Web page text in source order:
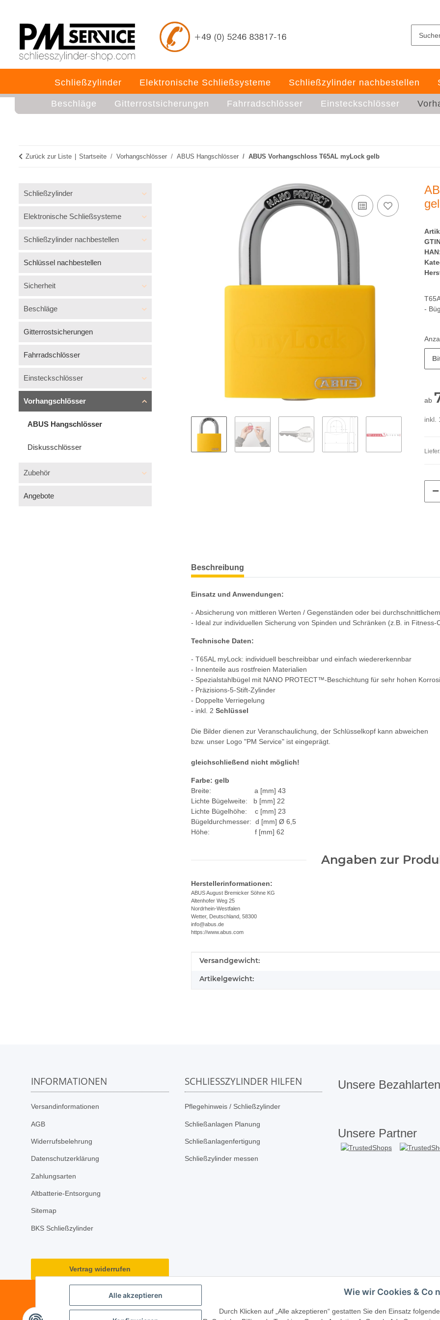
Schließzylinder Elektronische Schließsysteme Schließzylinder nachbestellen
Beschläge Gitterrostsicherungen Fahrradschlösser Einsteckschlösser
Zurück zur Liste Startseite Vorhangschlösser ABUS Hangschlösser ABUS Vorhangschloss T65AL myLock gelb
-
ab
inkl.
Beschreibung
Einsatz und Anwendungen:
- Absicherung von mittleren Werten / Gegenständen oder bei
- Ideal zur individuellen Sicherung von Spinden und Schränken (z.B. in
Technische Daten:
- T65AL myLock: individuell beschreibbar und einfach wiedererkennbar
- Innenteile aus rostfreien Materialien
- Spezialstahlbügel mit NANO PROTECT™-Beschichtung für sehr hohen
- Präzisions-5-Stift-Zylinder
- Doppelte Verriegelung
- inkl. 2 Schlüssel
Die Bilder dienen zur Veranschaulichung, der Schlüsselkopf kann abweichen
bzw. unser Logo "PM Service" ist eingeprägt.
gleichschließend nicht möglich!
Farbe: gelb
Breite: a [mm] 43
Lichte Bügelweite: b [mm] 22
Lichte Bügelhöhe: c [mm] 23
Bügeldurchmesser: d [mm] Ø 6,5
Höhe: f [mm] 62
Angaben zur
Herstellerinformationen:
ABUS August Bremicker Söhne KG
Altenhofer Weg 25
Nordrhein-Westfalen
Wetter, Deutschland, 58300
info@abus.de
https://www.abus.com
Produkteigenschaft
Wert
Versandgewicht:
Artikelgewicht:
Schließzylinder
Elektronische Schließsysteme
Schließzylinder nachbestellen
Schlüssel nachbestellen
Sicherheit
Beschläge
Gitterrostsicherungen
Fahrradschlösser
Einsteckschlösser
Vorhangschlösser
ABUS Hangschlösser
Diskusschlösser
Zubehör
Angebote
INFORMATIONEN
Versandinformationen
AGB
Widerrufsbelehrung
Datenschutzerklärung
Zahlungsarten
Altbatterie-Entsorgung
Sitemap
BKS Schließzylinder
SCHLIESSZYLINDER HILFEN
Pflegehinweis / Schließzylinder
Schließanlagen Planung
Schließanlagenfertigung
Schließzylinder messen
Unsere Bezahlarten
Unsere Partner
Vertrag widerrufen
Alle akzeptieren Wie wir Cookies & Co
Durch Klicken auf „Alle akzeptieren“ gestatten Sie den Einsatz